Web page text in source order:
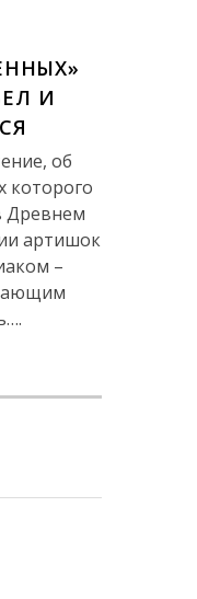
И
об
которого
Древнем
артишок
–